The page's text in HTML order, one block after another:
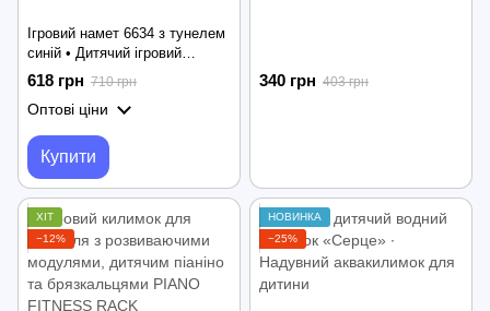
Ігровий намет 6634 з тунелем
синій • Дитячий ігровий
будиночок 6634 3 в 1 з
тунелем і майданчиком для
дому та вулиці
618 грн 710 грн
Оптові ціни
Купити
340 грн 403 грн
ХІТ
−12%
НОВИНКА
−25%